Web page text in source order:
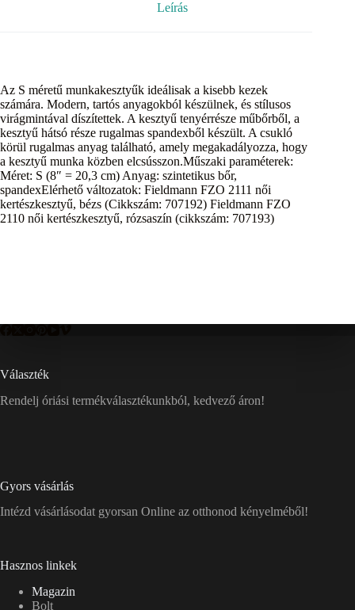
Leírás
Az S méretű munkakesztyűk ideálisak a kisebb kezek
számára. Modern, tartós anyagokból készülnek, és stílusos
virágmintával díszítettek. A kesztyű tenyérrésze műbőrből, a
kesztyű hátsó része rugalmas spandexből készült. A csukló
körül rugalmas anyag található, amely megakadályozza, hogy
a kesztyű munka közben elcsússzon.Műszaki paraméterek:
Méret: S (8″ = 20,3 cm) Anyag: szintetikus bőr,
spandexElérhető változatok: Fieldmann FZO 2111 női
kertészkesztyű, bézs (Cikkszám: 707192) Fieldmann FZO
2110 női kertészkesztyű, rózsaszín (cikkszám: 707193)
Választék
Rendelj óriási termékválasztékunkból, kedvező áron!
Gyors vásárlás
Intézd vásárlásodat gyorsan Online az otthonod kényelméből!
Hasznos linkek
Magazin
Bolt